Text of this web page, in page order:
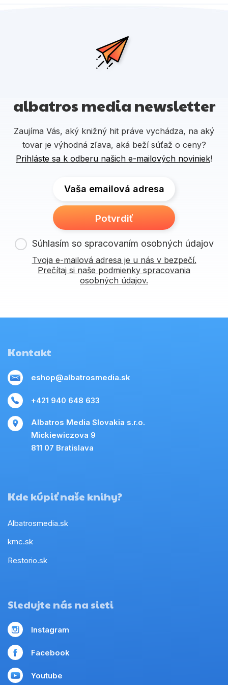
albatros media newsletter
Zaujíma Vás, aký knižný hit práve vychádza, na aký
tovar je výhodná zľava, aká beží súťaž o ceny?
Prihláste sa k odberu našich e-mailových noviniek!
Vaša emailová adresa
Potvrdiť
Súhlasím so spracovaním osobných údajov
Tvoja e-mailová adresa je u nás v bezpečí.
Prečítaj si naše podmienky spracovania
osobných údajov.
Kontakt
eshop@albatrosmedia.sk
+421 940 648 633
Albatros Media Slovakia s.r.o.
Mickiewiczova 9
811 07 Bratislava
Kde kúpiť naše knihy?
Albatrosmedia.sk
kmc.sk
Restorio.sk
Sledujte nás na sieti
Instagram
Facebook
Youtube